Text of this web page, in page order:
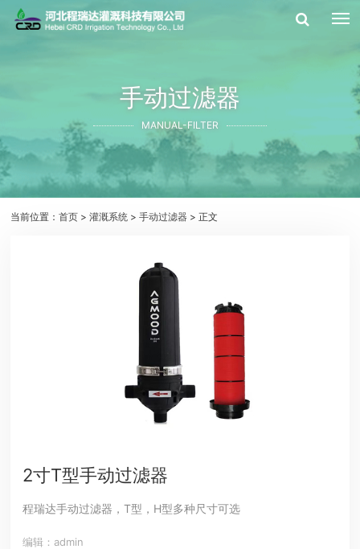
手动过滤器
MANUAL-FILTER
当前位置：首页 >灌溉系统 >手动过滤器 > 正文
2寸T型手动过滤器
程瑞达手动过滤器，T型，H型多种尺寸可选
编辑：admin